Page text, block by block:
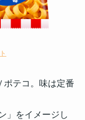
ポテコ。味は定番
」をイメージし